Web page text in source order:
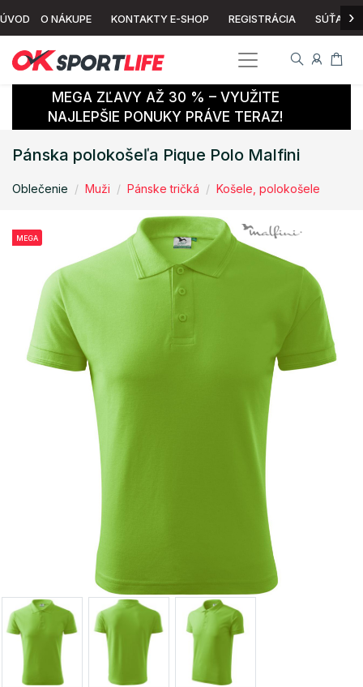
ÚVOD O NÁKUPE KONTAKTY E-SHOP REGISTRÁCIA SÚŤAŽ ›
MEGA ZĽAVY AŽ 30 % – VYUŽITE
NAJLEPŠIE PONUKY PRÁVE TERAZ!
Pánska polokošeľa Pique Polo Malfini
Oblečenie Muži Pánske tričká Košele, polokošele
MEGA